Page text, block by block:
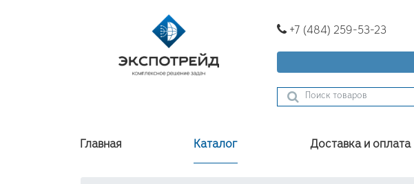
+7 (484) 259-53-23
Главная Каталог Доставка и оплата